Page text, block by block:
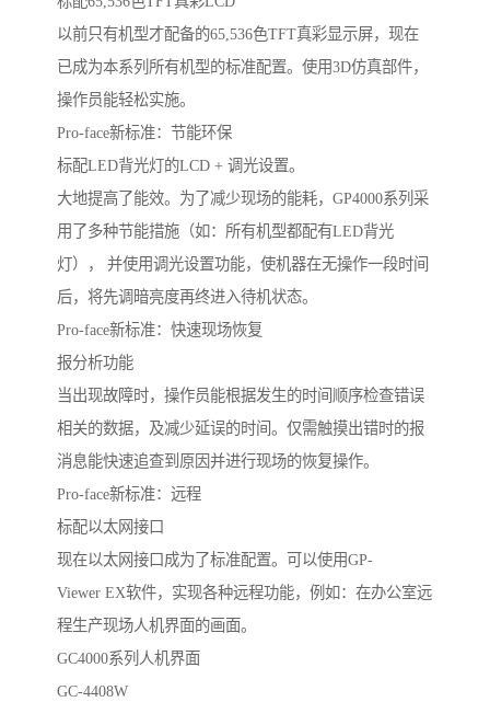
以前只有机型才配备的65,536色TFT真彩显示屏，现在
已成为本系列所有机型的标准配置。使用3D仿真部件，
操作员能轻松实施。
Pro-face新标准：节能环保
标配LED背光灯的LCD + 调光设置。
大地提高了能效。为了减少现场的能耗，GP4000系列采
用了多种节能措施（如：所有机型都配有LED背光
灯）， 并使用调光设置功能，使机器在无操作一段时间
后，将先调暗亮度再终进入待机状态。
Pro-face新标准：快速现场恢复
报分析功能
当出现故障时，操作员能根据发生的时间顺序检查错误
相关的数据，及减少延误的时间。仅需触摸出错时的报
消息能快速追查到原因并进行现场的恢复操作。
Pro-face新标准：远程
标配以太网接口
现在以太网接口成为了标准配置。可以使用GP-
Viewer EX软件，实现各种远程功能，例如：在办公室远
程生产现场人机界面的画面。
GC4000系列人机界面
GC-4408W